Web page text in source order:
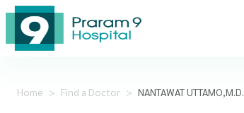
Home > Find a Doctor > NANTAWAT UTTAMO,M.D.